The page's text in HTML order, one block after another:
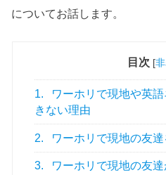
についてお話します。
目次 [
1.
ワーホリで現地や英
きない理由
2. ワーホリで現地の友
3.
ワーホリで現地の友